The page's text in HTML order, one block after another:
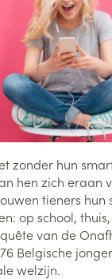
zonder hun
hen zich eraan
tieners hun
op school,
van de
Belgische
welzijn.